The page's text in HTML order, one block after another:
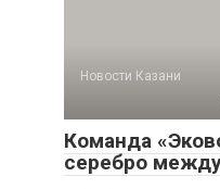
Новости Казани
Команда
серебро